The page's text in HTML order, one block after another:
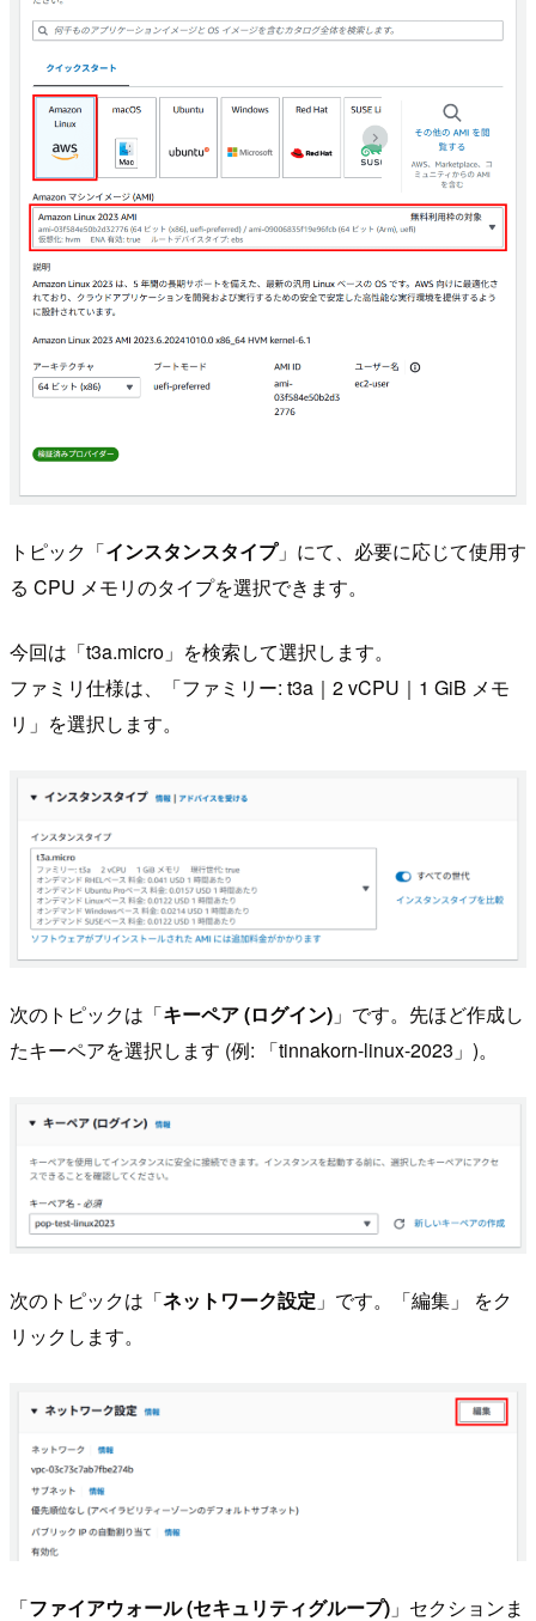
トピック「インスタンスタイプ」にて、必要に応じて使用す
る CPU メモリのタイプを選択できます。
今回は「t3a.micro」を検索して選択します。
ファミリ仕様は、「ファミリー: t3a｜2 vCPU｜1 GiB メモ
リ」を選択します。
次のトピックは「キーペア (ログイン) 」です。先ほど作成し
たキーペアを選択します (例: 「tinnakorn-linux-2023」)。
次のトピックは「ネットワーク設定 」です。「編集」 をク
リックします。
「ファイアウォール (セキュリティグループ) 」セクションま